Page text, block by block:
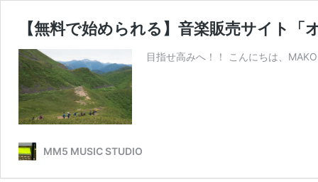
【無料で始められる】音楽販売サイト
目指せ高みへ！！ こんにちは、
MM5 MUSIC STUDIO